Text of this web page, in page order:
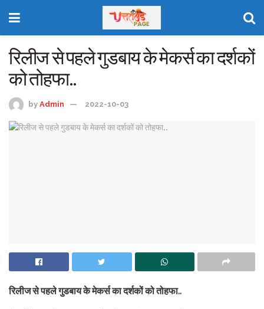
रिलीज से पहले गुडबाय के मेकर्स का दर्शकों
को तोहफा..
by Admin 2022-10-03
रिलीज से पहले गुडबाय के मेकर्स का दर्शकों को तोहफा..